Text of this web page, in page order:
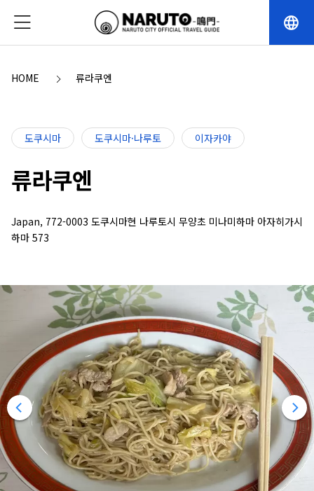
language
HOME 류라쿠엔
도쿠시마 도쿠시마·나루토 이자카야
류라쿠엔
Japan, 772-0003 도쿠시마현 나루토시 무양초 미나미하마 아자히가시
하마 573